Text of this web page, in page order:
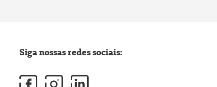
Siga nossas redes sociais: